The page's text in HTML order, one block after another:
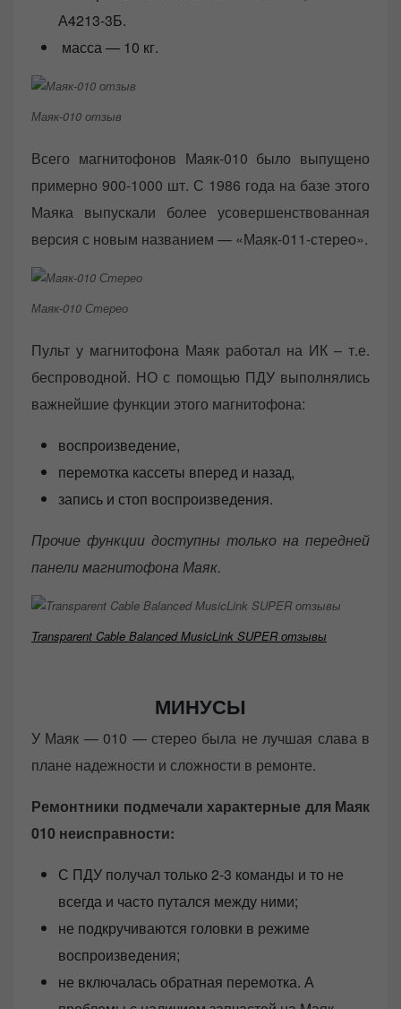
А4213-3Б.
масса — 10 кг.
Маяк-010 отзыв
Всего магнитофонов Маяк-010 было выпущено
примерно 900-1000 шт. С 1986 года на базе этого
Маяка выпускали более усовершенствованная
версия с новым названием — «Маяк-011-стерео».
Маяк-010 Стерео
Пульт у магнитофона Маяк работал на ИК – т.е.
беспроводной. НО с помощью ПДУ выполнялись
важнейшие функции этого магнитофона:
воспроизведение,
перемотка кассеты вперед и назад,
запись и стоп воспроизведения.
Прочие функции доступны только на передней
панели магнитофона Маяк.
Transparent Cable Balanced MusicLink SUPER отзывы
МИНУСЫ
У Маяк — 010 — стерео была не лучшая слава в
плане надежности и сложности в ремонте.
Ремонтники подмечали характерные для Маяк
010 неисправности:
С ПДУ получал только 2-3 команды и то не
всегда и часто путался между ними;
не подкручиваются головки в режиме
воспроизведения;
не включалась обратная перемотка. А